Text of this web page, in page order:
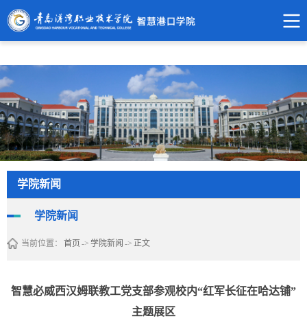
必威西汉姆联官网首页
学院新闻
学院新闻
当前位置： 首页 -> 学院新闻 -> 正文
智慧必威西汉姆联教工党支部参观校内“红军长征在哈达铺”
主题展区